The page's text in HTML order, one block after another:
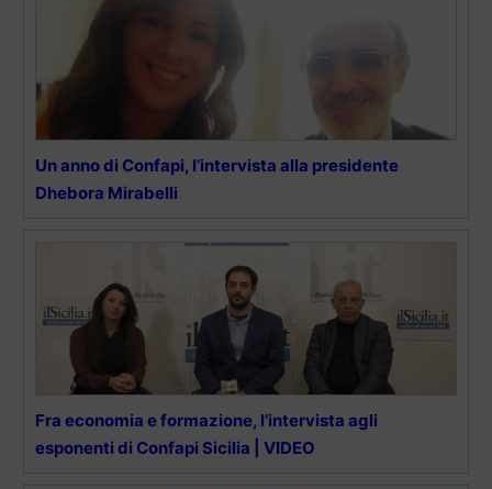
Un anno di Confapi, l’intervista alla presidente
Dhebora Mirabelli
Fra economia e formazione, l’intervista agli
esponenti di Confapi Sicilia | VIDEO